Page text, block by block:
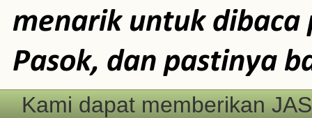
menarik untuk dibaca
Pasok, dan pastinya
Kami dapat memberikan